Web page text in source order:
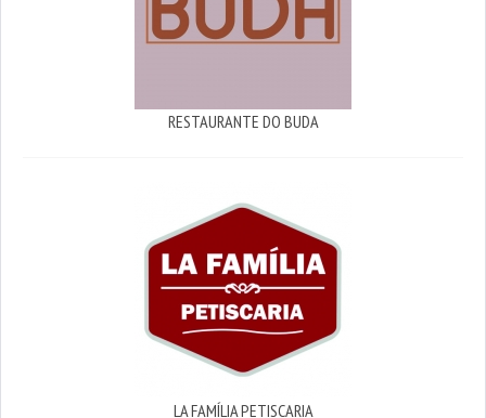
RESTAURANTE DO BUDA
LA FAMÍLIA PETISCARIA